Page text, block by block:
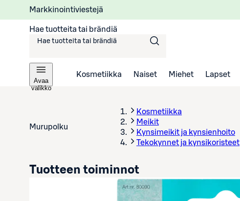
Markkinointiviestejä
Hae tuotteita tai brändiä
Avaa
valikko
Kosmetiikka Naiset Miehet Lapset
Murupolku
Kosmetiikka
Meikit
Kynsimeikit ja kynsienhoito
Tekokynnet ja kynsikoristeet
Tuotteen toiminnot